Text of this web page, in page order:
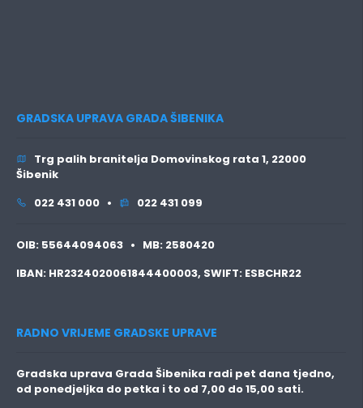
GRADSKA UPRAVA GRADA ŠIBENIKA
Trg palih branitelja Domovinskog rata 1, 22000
Šibenik
022 431 000 •
022 431 099
OIB: 55644094063 • MB: 2580420
IBAN: HR2324020061844400003, SWIFT: ESBCHR22
RADNO VRIJEME GRADSKE UPRAVE
Gradska uprava Grada Šibenika radi pet dana tjedno,
od ponedjeljka do petka i to od 7,00 do 15,00 sati.